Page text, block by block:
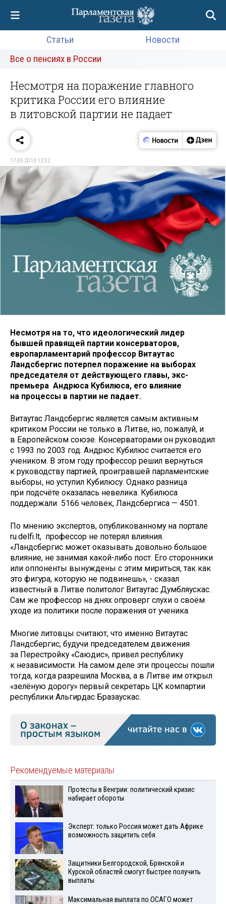
Статьи
Новости
Все о пенсиях в России
Несмотря на поражение главного
критика России его влияние
в литовской партии не падает
17.05.2013 12:52
Несмотря на то, что идеологический лидер
бывшей правящей партии консерваторов,
европарламентарий профессор Витаутас
Ландсбергис потерпел поражение на выборах
председателя от действующего главы, экс-
премьера Андрюса Кубилюса, его влияние
на процессы в партии не падает.
Витаутас Ландсбергис является самым активным
критиком России не только в Литве, но, пожалуй, и
в Европейском союзе. Консерваторами он руководил
с 1993 по 2003 год. Андрюс Кубилюс считается его
учеником. В этом году профессор решил вернуться
к руководству партией, проигравшей парламентские
выборы, но уступил Кубилюсу. Однако разница
при подсчёте оказалась невелика. Кубилюса
поддержали 5166 человек, Ландсбергиса — 4501.
По мнению экспертов, опубликованному на портале
ru.delfi.lt, профессор не потерял влияния.
«Ландсбергис может оказывать довольно большое
влияние, не занимая какой-либо пост. Его сторонники
или оппоненты вынуждены с этим мириться, так как
это фигура, которую не подвинешь», - сказал
известный в Литве политолог Витаутас Думбляускас.
Сам же профессор на днях опроверг слухи о своём
уходе из политики после поражения от ученика.
Многие литовцы считают, что именно Витаутас
Ландсбергис, будучи председателем движения
за Перестройку «Саюдис», привел республику
к независимости. На самом деле эти процессы пошли
тогда, когда разрешила Москва, а в Литве им открыл
«зелёную дорогу» первый секретарь ЦК компартии
республики Альгирдас Бразаускас.
Рекомендуемые материалы
Протесты в Венгрии: политический кризис
набирает обороты
Эксперт: только Россия может дать Африке
возможность защитить себя
Защитники Белгородской, Брянской и
Курской областей смогут быстрее получить
выплаты
Максимальная выплата по ОСАГО может